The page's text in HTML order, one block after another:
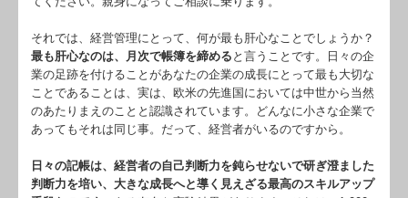
それでは、経営管理にとって、何が最も肝心なことでしょうか？
最も肝心なのは、月次で帳簿を締める と言うことです。日々の企
業の足跡を付けることがあなたの企業の成長にとって最も大切な
ことであることは、実は、欧米の先進国においては中世から当然
のあたりまえのことと認識されています。どんなに小さな企業で
あってもそれは同じ事。だって、経営者がいるのですから。
日々の記帳は、経営者の自己判断力を鈍らせないで研ぎ澄ました
判断力を培い、大きな成長へと導く見えざる最高のスキルアップ